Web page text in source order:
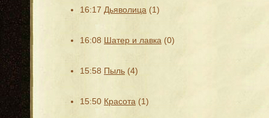
16:17 Дьяволица (1)
16:08 Шатер и лавка (0)
15:58 Пыль (4)
15:50 Красота (1)